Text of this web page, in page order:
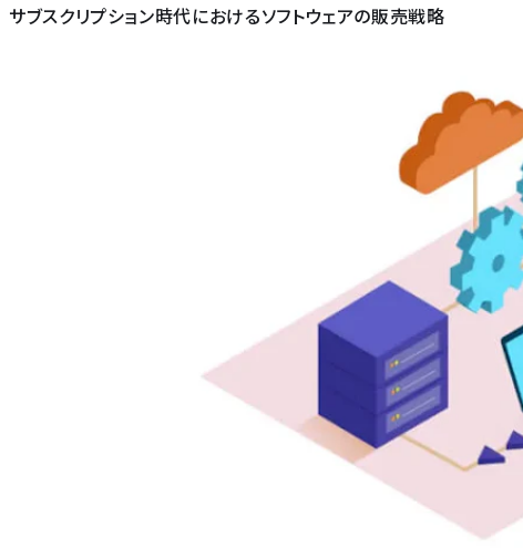
サブスクリプション時代におけるソフトウェアの販売戦略